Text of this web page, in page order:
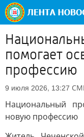
помогает
профессию
9 июля 2026, 13:27
Национальный
новую профессию